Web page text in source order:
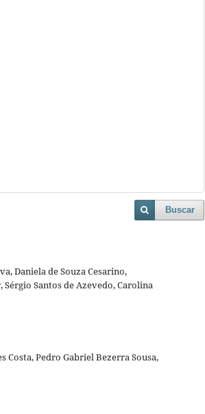
Buscar
Daniela de Souza Cesarino,
Santos de Azevedo, Carolina
Costa, Pedro Gabriel Bezerra Sousa,